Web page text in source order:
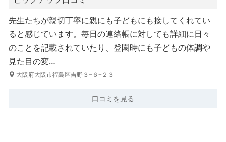
先生たちが親切丁寧に親にも子どもにも接してくれてい
ると感じています。毎日の連絡帳に対しても詳細に日々
のことを記載されていたり、登園時にも子どもの体調や
見た目の変…
大阪府大阪市福島区吉野３−６−２３
口コミを見る